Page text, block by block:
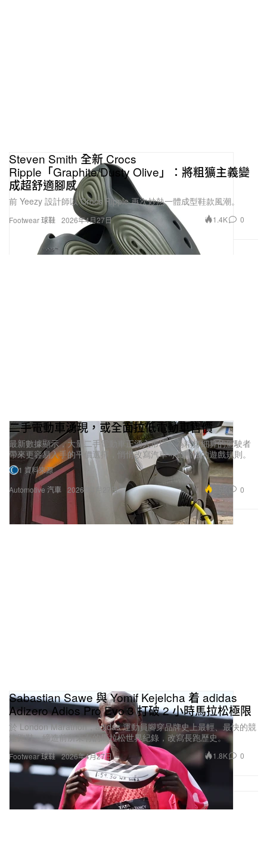
Footwear 球鞋
Steven Smith 全新 Crocs
Ripple「Graphite/Dusty Olive」：將粗獷主義變
成超舒適腳感
前 Yeezy 設計師以 Crocs Ripple 再次炒熱一體成型鞋款風潮。
2026年4月27日 1.4K 0
Automotive 汽車
二手電動車湧現，或全面拉低電動車售價
最新數據顯示，大量二手電動車正湧入市場，為精打細算的駕駛者
帶來更容易入手的平價選擇，悄悄改寫汽車可負擔性的遊戲規則。
1 資料來源
2026年4月27日
0
Footwear 球鞋
Sabastian Sawe 與 Yomif Kejelcha 着 adidas
Adizero Adios Pro Evo 3 打破 2 小時馬拉松極限
於 London Marathon，adidas 運動員腳穿品牌史上最輕、最快的競
速跑鞋，締造前所未有的馬拉松世界紀錄，改寫長跑歷史。
2026年4月27日 1.8K 0